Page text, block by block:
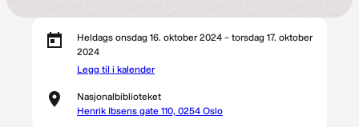
Heldags onsdag 16. oktober 2024 – torsdag 17. oktober
2024
Legg til i kalender
Nasjonalbiblioteket
Henrik Ibsens gate 110, 0254 Oslo